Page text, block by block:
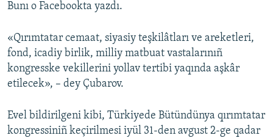
Bunı o Facebookta yazdı.
«Qırımtatar cemaat, siyasiy teşkilâtları ve areketleri,
fond, icadiy birlik, milliy matbuat vastalarınıñ
kongresske vekillerini yollav tertibi yaqında aşkâr
etilecek», – dey Çubarov.
Evel bildirilgeni kibi, Türkiyede Bütündünya qırımtatar
kongressiniñ keçirilmesi iyül 31-den avgust 2-ge qadar